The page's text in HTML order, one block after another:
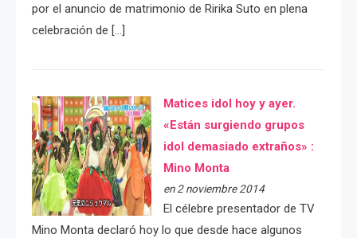
por el anuncio de matrimonio de Ririka Suto en plena
celebración de […]
Matices idol hoy y ayer.
«Están surgiendo grupos
idol demasiado extraños» :
Mino Monta
en 2 noviembre 2014
El célebre presentador de TV
Mino Monta declaró hoy lo que desde hace algunos